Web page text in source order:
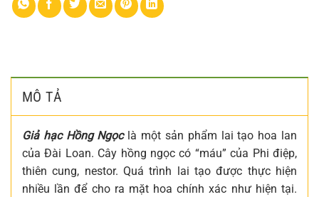
MÔ TẢ
Giả hạc Hồng Ngọclà một sản phẩm lai tạo hoa lan
của Đài Loan. Cây hồng ngọc có “máu” của Phi điệp,
thiên cung, nestor. Quá trình lai tạo được thực hiện
nhiều lần để cho ra mặt hoa chính xác như hiện tại.